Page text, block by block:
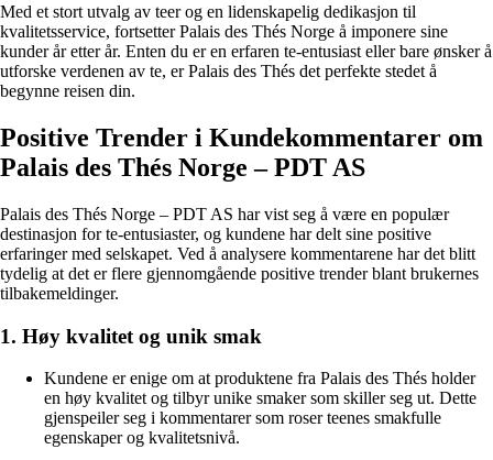
Med et stort utvalg av teer og en lidenskapelig dedikasjon til
kvalitetsservice, fortsetter Palais des Thés Norge å imponere sine
kunder år etter år. Enten du er en erfaren te-entusiast eller bare ønsker å
utforske verdenen av te, er Palais des Thés det perfekte stedet å
begynne reisen din.
Positive Trender i Kundekommentarer om
Palais des Thés Norge – PDT AS
Palais des Thés Norge – PDT AS har vist seg å være en populær
destinasjon for te-entusiaster, og kundene har delt sine positive
erfaringer med selskapet. Ved å analysere kommentarene har det blitt
tydelig at det er flere gjennomgående positive trender blant brukernes
tilbakemeldinger.
1. Høy kvalitet og unik smak
Kundene er enige om at produktene fra Palais des Thés holder
en høy kvalitet og tilbyr unike smaker som skiller seg ut. Dette
gjenspeiler seg i kommentarer som roser teenes smakfulle
egenskaper og kvalitetsnivå.